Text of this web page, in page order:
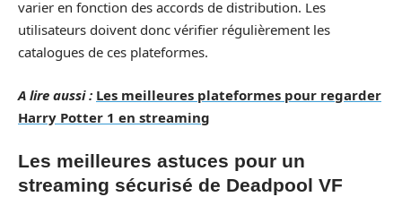
varier en fonction des accords de distribution. Les
utilisateurs doivent donc vérifier régulièrement les
catalogues de ces plateformes.
A lire aussi : Les meilleures plateformes pour regarder
Harry Potter 1 en streaming
Les meilleures astuces pour un
streaming sécurisé de Deadpool VF